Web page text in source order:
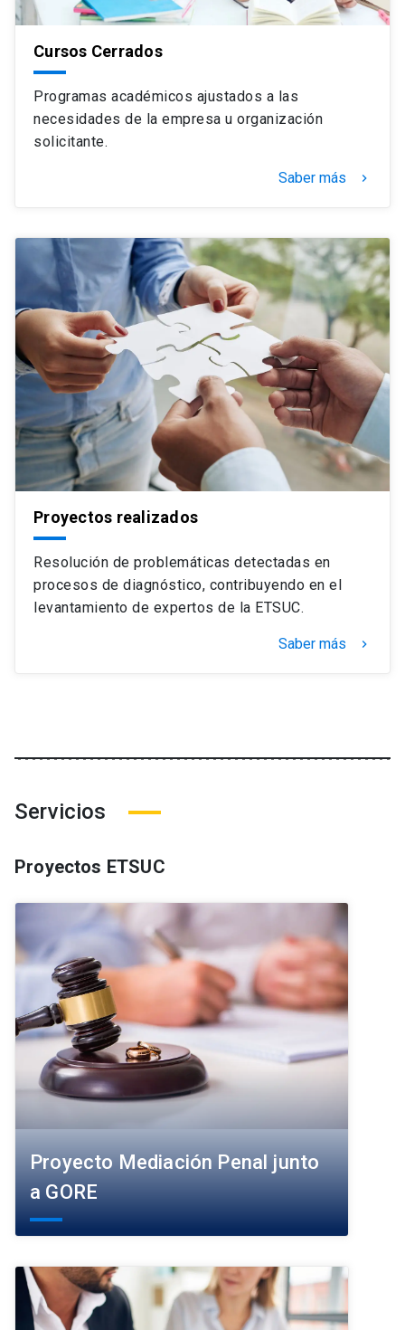
Cursos Cerrados
Programas académicos ajustados a las
necesidades de la empresa u organización
solicitante.
Saber más keyboard_arrow_right
Proyectos realizados
Resolución de problemáticas detectadas en
procesos de diagnóstico, contribuyendo en el
levantamiento de expertos de la ETSUC.
Saber más keyboard_arrow_right
Servicios
Proyectos ETSUC
Proyecto Mediación Penal junto
a GORE